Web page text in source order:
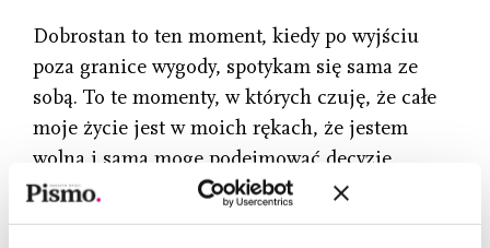
Dobrostan to ten moment, kiedy po wyjściu
poza granice wygody, spotykam się sama ze
sobą. To te momenty, w których czuję, że całe
moje życie jest w moich rękach, że jestem
wolna i sama mogę podejmować decyzje.
Najczęściej czuję to w podróży, gdy rano
ugotuję wodę na ognisku i mogę napić się